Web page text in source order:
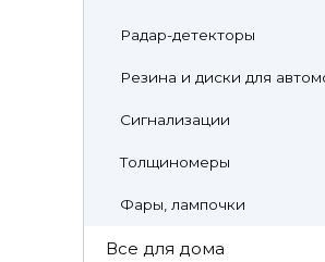
Радар-детекторы
Резина и диски для
Сигнализации
Толщиномеры
Фары, лампочки
Все для дома